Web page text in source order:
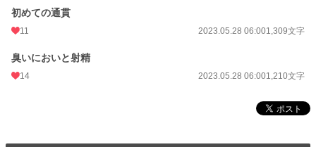
初めての通貫
11 2023.05.28 06:001,309文字
臭いにおいと射精
14 2023.05.28 06:001,210文字